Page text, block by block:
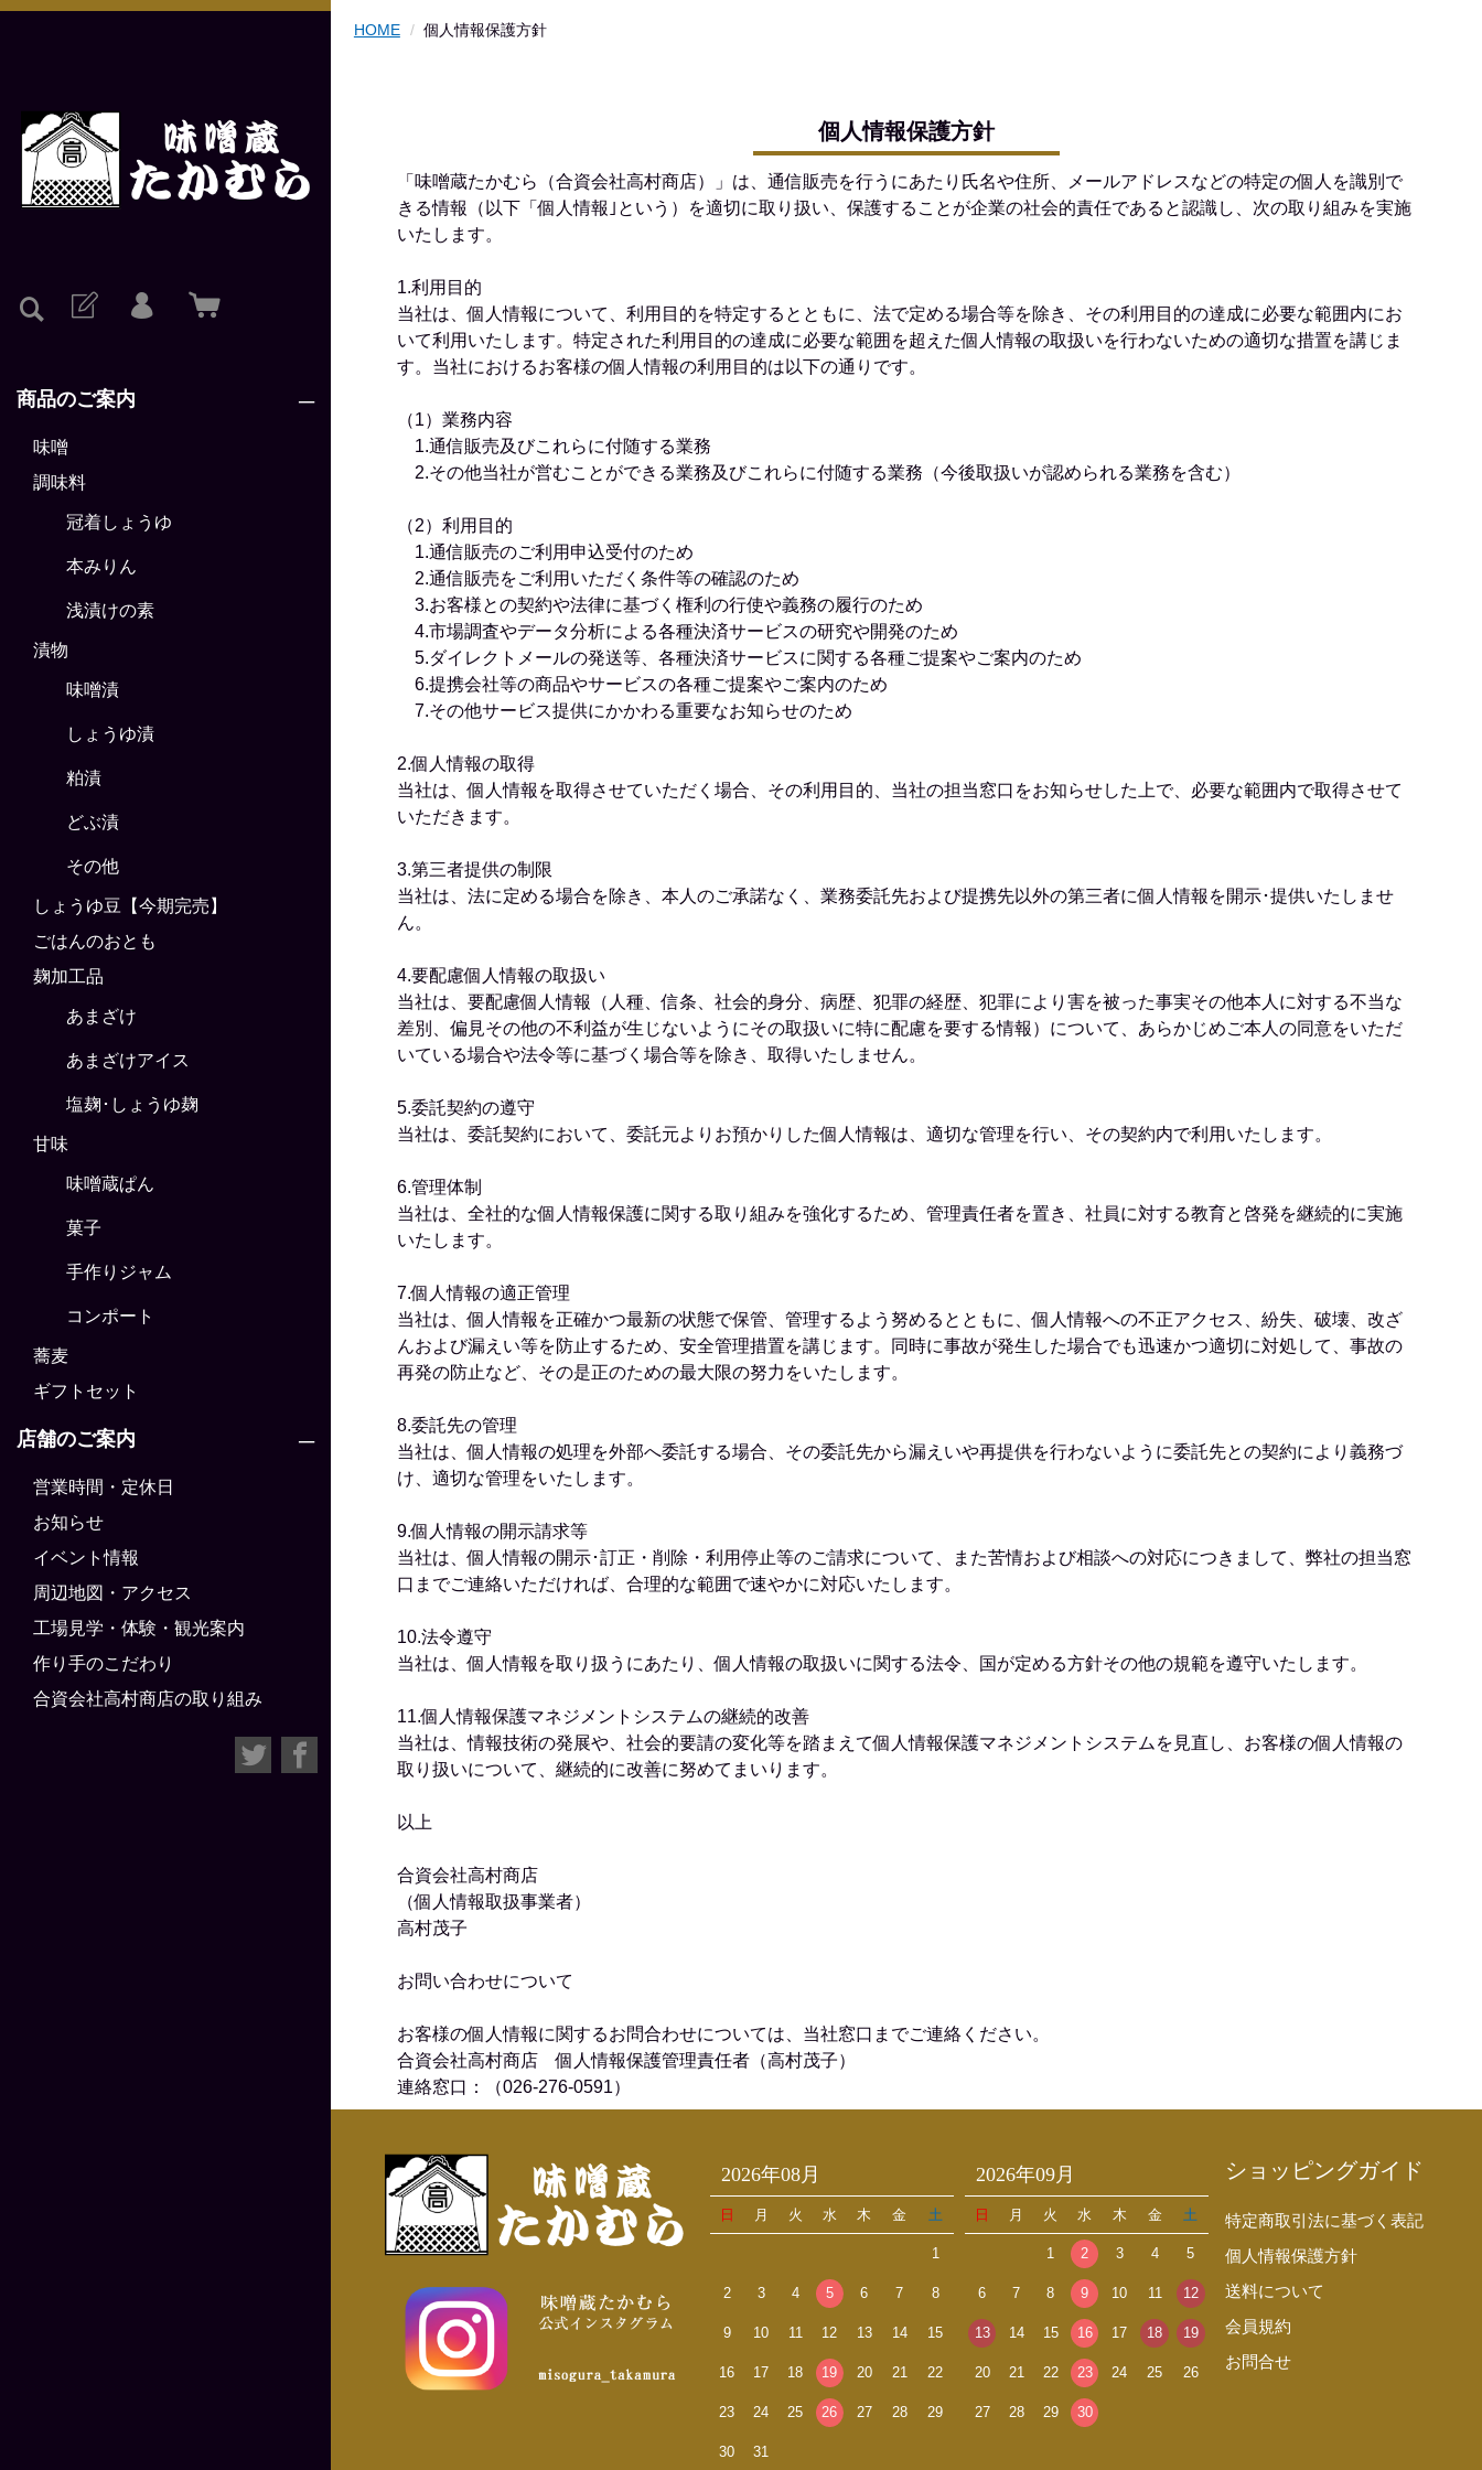
商品のご案内
味噌
調味料
冠着しょうゆ
本みりん
浅漬けの素
漬物
味噌漬
しょうゆ漬
粕漬
どぶ漬
その他
しょうゆ豆【今期完売】
ごはんのおとも
麹加工品
あまざけ
あまざけアイス
塩麹･しょうゆ麹
甘味
味噌蔵ぱん
菓子
手作りジャム
コンポート
蕎麦
ギフトセット
店舗のご案内
営業時間・定休日
お知らせ
イベント情報
周辺地図・アクセス
工場見学・体験・観光案内
作り手のこだわり
合資会社高村商店の取り組み
HOME 個人情報保護方針
個人情報保護方針
「味噌蔵たかむら（合資会社高村商店）」は、通信販売を行うにあたり氏名や住所、メールアドレスなどの特定の個人を識別で
きる情報（以下「個人情報｣という）を適切に取り扱い、保護することが企業の社会的責任であると認識し、次の取り組みを実施
いたします。
1.利用目的
当社は、個人情報について、利用目的を特定するとともに、法で定める場合等を除き、その利用目的の達成に必要な範囲内にお
いて利用いたします。特定された利用目的の達成に必要な範囲を超えた個人情報の取扱いを行わないための適切な措置を講じま
す。当社におけるお客様の個人情報の利用目的は以下の通りです。
（1）業務内容
1.通信販売及びこれらに付随する業務
2.その他当社が営むことができる業務及びこれらに付随する業務（今後取扱いが認められる業務を含む）
（2）利用目的
1.通信販売のご利用申込受付のため
2.通信販売をご利用いただく条件等の確認のため
3.お客様との契約や法律に基づく権利の行使や義務の履行のため
4.市場調査やデータ分析による各種決済サービスの研究や開発のため
5.ダイレクトメールの発送等、各種決済サービスに関する各種ご提案やご案内のため
6.提携会社等の商品やサービスの各種ご提案やご案内のため
7.その他サービス提供にかかわる重要なお知らせのため
2.個人情報の取得
当社は、個人情報を取得させていただく場合、その利用目的、当社の担当窓口をお知らせした上で、必要な範囲内で取得させて
いただきます。
3.第三者提供の制限
当社は、法に定める場合を除き、本人のご承諾なく、業務委託先および提携先以外の第三者に個人情報を開示･提供いたしませ
ん。
4.要配慮個人情報の取扱い
当社は、要配慮個人情報（人種、信条、社会的身分、病歴、犯罪の経歴、犯罪により害を被った事実その他本人に対する不当な
差別、偏見その他の不利益が生じないようにその取扱いに特に配慮を要する情報）について、あらかじめご本人の同意をいただ
いている場合や法令等に基づく場合等を除き、取得いたしません。
5.委託契約の遵守
当社は、委託契約において、委託元よりお預かりした個人情報は、適切な管理を行い、その契約内で利用いたします。
6.管理体制
当社は、全社的な個人情報保護に関する取り組みを強化するため、管理責任者を置き、社員に対する教育と啓発を継続的に実施
いたします。
7.個人情報の適正管理
当社は、個人情報を正確かつ最新の状態で保管、管理するよう努めるとともに、個人情報への不正アクセス、紛失、破壊、改ざ
んおよび漏えい等を防止するため、安全管理措置を講じます。同時に事故が発生した場合でも迅速かつ適切に対処して、事故の
再発の防止など、その是正のための最大限の努力をいたします。
8.委託先の管理
当社は、個人情報の処理を外部へ委託する場合、その委託先から漏えいや再提供を行わないように委託先との契約により義務づ
け、適切な管理をいたします。
9.個人情報の開示請求等
当社は、個人情報の開示･訂正・削除・利用停止等のご請求について、また苦情および相談への対応につきまして、弊社の担当窓
口までご連絡いただければ、合理的な範囲で速やかに対応いたします。
10.法令遵守
当社は、個人情報を取り扱うにあたり、個人情報の取扱いに関する法令、国が定める方針その他の規範を遵守いたします。
11.個人情報保護マネジメントシステムの継続的改善
当社は、情報技術の発展や、社会的要請の変化等を踏まえて個人情報保護マネジメントシステムを見直し、お客様の個人情報の
取り扱いについて、継続的に改善に努めてまいります。
以上
合資会社高村商店
（個人情報取扱事業者）
高村茂子
お問い合わせについて
お客様の個人情報に関するお問合わせについては、当社窓口までご連絡ください。
合資会社高村商店 個人情報保護管理責任者（高村茂子）
連絡窓口：（026-276-0591）
2026年08月
日 月 火 水 木 金 土
1
2 3 4 5 6 7 8
9 10 11 12 13 14 15
16 17 18 19 20 21 22
23 24 25 26 27 28 29
30 31
2026年09月
日 月 火 水 木 金 土
1 2 3 4 5
6 7 8 9 10 11 12
13 14 15 16 17 18 19
20 21 22 23 24 25 26
27 28 29 30
ショッピングガイド
特定商取引法に基づく表記
個人情報保護方針
送料について
会員規約
お問合せ